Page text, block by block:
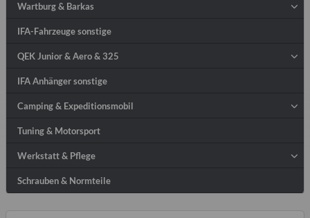
Wartburg & Barkas
IFA-Fahrzeuge sonstige
QEK Junior & Aero & 325
IFA Anhänger sonstige
Camping & Expeditionsmobil
Tuning & Motorsport
Werkstatt & Pflege
Schrauben & Normteile